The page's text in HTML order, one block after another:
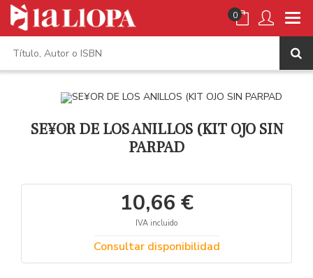
0
SE¥OR DE LOS ANILLOS (KIT OJO SIN
PARPAD
10,66 €
IVA incluido
Consultar disponibilidad